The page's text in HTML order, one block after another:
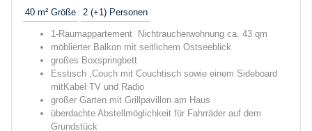
40 m² Größe 2 (+1) Personen
1-Raumappartement Nichtraucherwohnung ca. 43 qm
möblierter Balkon mit seitlichem Ostseeblick
großes Boxspringbett
Esstisch ,Couch mit Couchtisch sowie einem Sideboard
mitKabel TV und Radio
großer Garten mit Grillpavillon am Haus
überdachte Abstellmöglichkeit für Fahrräder auf dem
Grundstück